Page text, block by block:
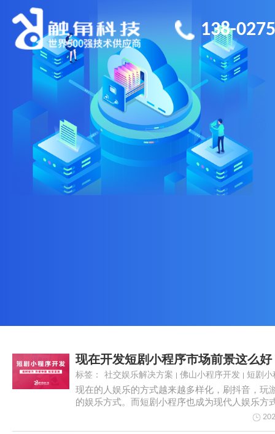
138-
标签： 社交娱乐解决方案 佛山小程序开发
短剧小
现在的人娱乐的方式越来越多样化，刷抖音，玩
的娱乐方式。而短剧小程序也成为现代人娱乐方